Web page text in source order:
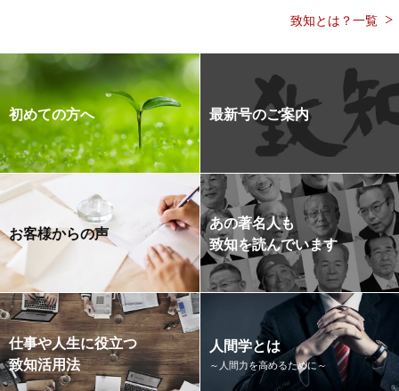
致知とは？一覧
初めての方へ 最新号のご案内
お客様からの声
あの著名人も
致知を読んでいます
仕事や人生に役立つ
致知活用法
人間学とは
～人間力を高めるために～